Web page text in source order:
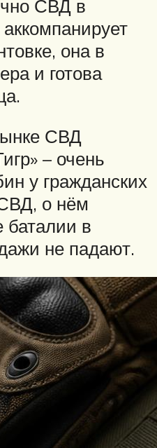
СВД в
она в
и готова
СВД
– очень
у гражданских
о нём
баталии в
не падают.